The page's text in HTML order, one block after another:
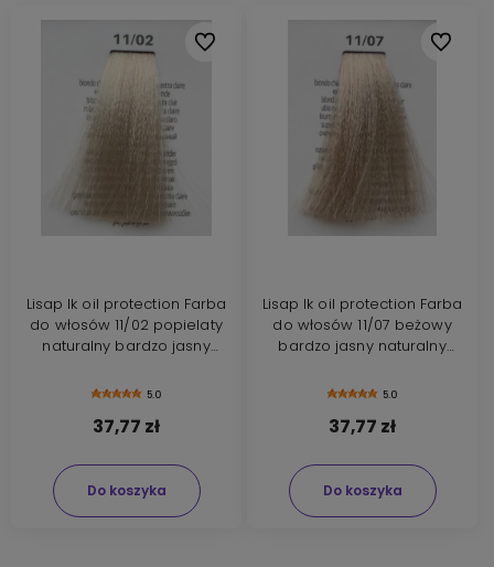
Lisap lk oil protection Farba
do włosów 11/02 popielaty
naturalny bardzo jasny
5.0
37,77 zł
Do koszyka
Do ulubionych
Lisap lk oil protection Farba
do włosów 11/07 beżowy
bardzo jasny naturalny
5.0
37,77 zł
Do koszyka
Do